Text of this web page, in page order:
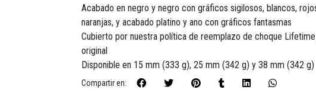
Acabado en negro y negro con gráficos sigilosos, blancos,
naranjas, y acabado platino y ano con gráficos fantasmas
Cubierto por nuestra política de reemplazo de choque
original
Disponible en 15 mm (333 g), 25 mm (342 g) y 38 mm (342 g)
Compartir en: